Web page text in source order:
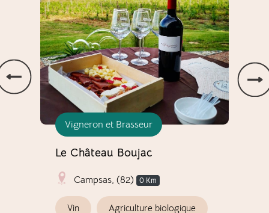
Vigneron et Brasseur
Le Château Boujac
Campsas, (82) 0 Km
Vin Agriculture biologique